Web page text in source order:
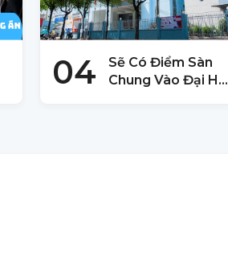
04
Sẽ Có Điểm Sàn
Chung Vào Đại Học